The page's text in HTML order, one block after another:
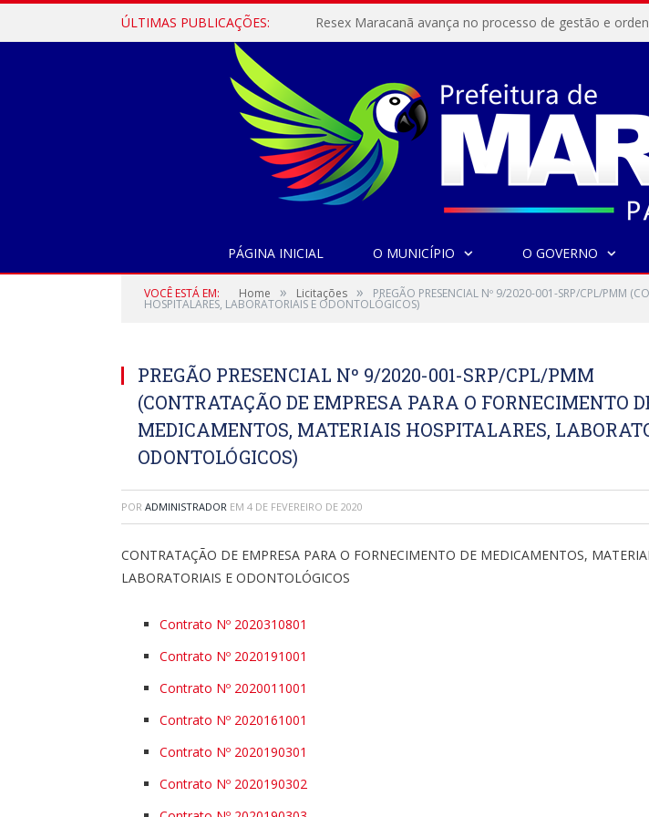
ÚLTIMAS PUBLICAÇÕES:
PÁGINA INICIAL O MUNICÍPIO O GOVERNO
VOCÊ ESTÁ EM: Home » Licitações » PREGÃO PRESENCIAL Nº 9/2020-001-SRP/CPL/PMM
HOSPITALARES, LABORATORIAIS E ODONTOLÓGICOS)
PREGÃO PRESENCIAL Nº 9/2020-001-SRP/CPL/PMM
(CONTRATAÇÃO DE EMPRESA PARA O FORNECIMENTO
MEDICAMENTOS, MATERIAIS HOSPITALARES,
ODONTOLÓGICOS)
POR ADMINISTRADOR EM 4 DE FEVEREIRO DE 2020
CONTRATAÇÃO DE EMPRESA PARA O FORNECIMENTO DE MEDICAMENTOS,
LABORATORIAIS E ODONTOLÓGICOS
Contrato Nº 2020310801
Contrato Nº 2020191001
Contrato Nº 2020011001
Contrato Nº 2020161001
Contrato Nº 2020190301
Contrato Nº 2020190302